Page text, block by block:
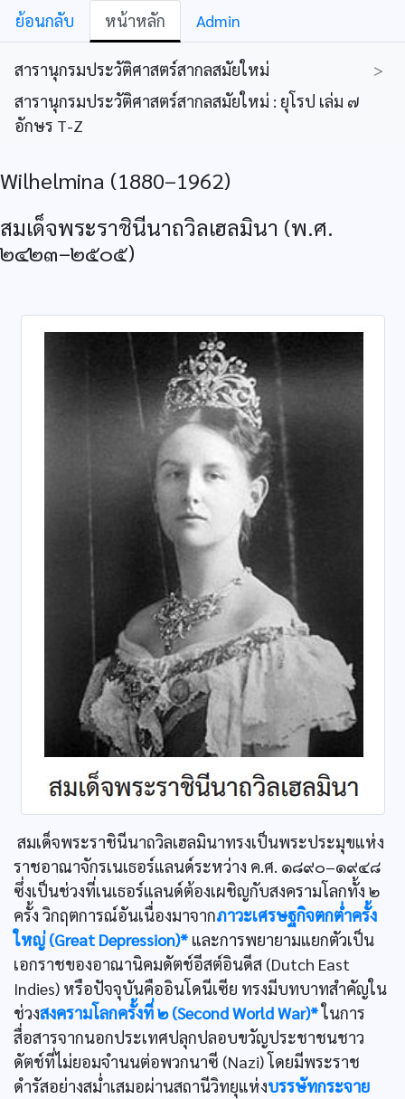
ย้อนกลับ หน้าหลัก Admin
สารานุกรมประวัติศาสตร์สากลสมัยใหม่
>
สารานุกรมประวัติศาสตร์สากลสมัยใหม่ : ยุโรป เล่ม ๗
อักษร T-Z
Wilhelmina (1880–1962)
สมเด็จพระราชินีนาถวิลเฮลมินา (พ.ศ.
๒๔๒๓–๒๕๐๕)
สมเด็จพระราชินีนาถวิลเฮลมินาทรงเป็นพระประมุขแห่ง
ราชอาณาจักรเนเธอร์แลนด์ระหว่าง ค.ศ. ๑๘๙๐–๑๙๔๘
ซึ่งเป็นช่วงที่เนเธอร์แลนด์ต้องเผชิญกับสงครามโลกทั้ง ๒
ครั้ง วิกฤตการณ์อันเนื่องมาจากภาวะเศรษฐกิจตกต่ำครั้ง
ใหญ่ (Great Depression)* และการพยายามแยกตัวเป็น
เอกราชของอาณานิคมดัตช์อีสต์อินดีส (Dutch East
Indies) หรือปัจจุบันคืออินโดนีเซีย ทรงมีบทบาทสำคัญใน
ช่วงสงครามโลกครั้งที่ ๒ (Second World War)*ในการ
สื่อสารจากนอกประเทศปลุกปลอบขวัญประชาชนชาว
ดัตช์ที่ไม่ยอมจำนนต่อพวกนาซี (Nazi) โดยมีพระราช
ดำรัสอย่างสม่ำเสมอผ่านสถานีวิทยุแห่งบรรษัทกระจาย